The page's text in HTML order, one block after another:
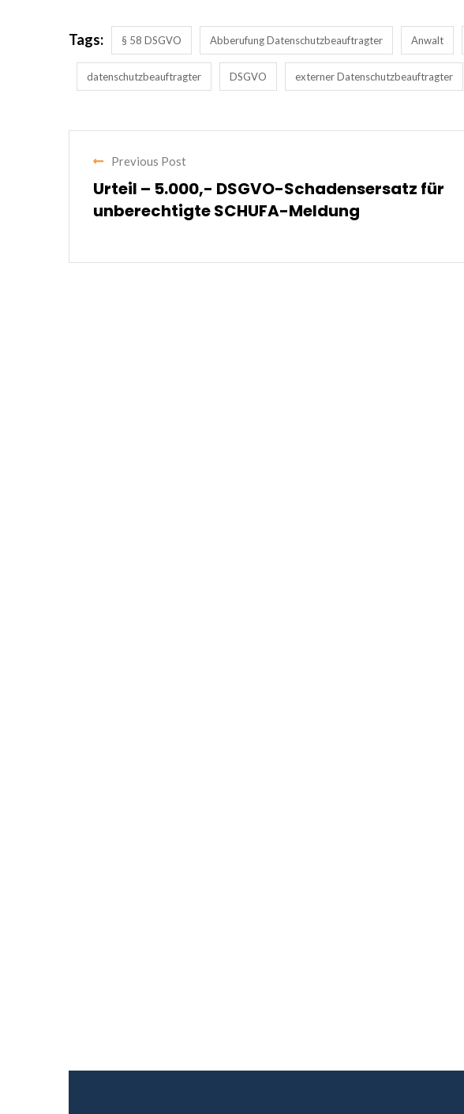
Tags: § 58 DSGVO Abberufung Datenschutzbeauftragter Anwalt
datenschutzbeauftragter DSGVO externer Datenschutzbeauftragter
Previous Post
Urteil – 5.000,- DSGVO-Schadensersatz für
unberechtigte SCHUFA-Meldung